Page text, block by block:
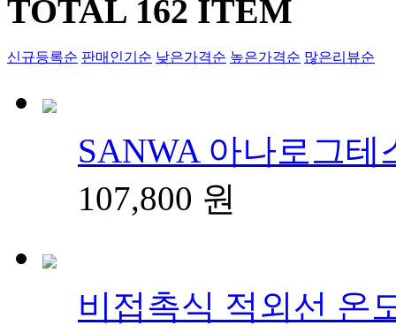
TOTAL 162 ITEM
신규등록순 판매인기순 낮은가격순 높은가격순 많은리뷰순
SANWA 아나로그테
107,800 원
비접촉식 적외선 온